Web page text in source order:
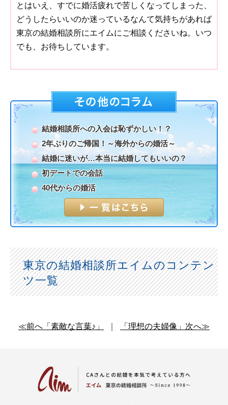
とはいえ、すでに婚活疲れで苦しくなってしまった、
どうしたらいいのか迷っているなんて気持ちがあれば
東京の結婚相談所にエイムにご相談くださいね。いつ
でも、お待ちしています。
結婚相談所への入会は恥ずかしい！？
2年ぶりのご帰国！～海外からの婚活～
結婚に迷いが…本当に結婚してもいいの？
初デートでの会話
40代からの婚活
東京の結婚相談所エイムのコンテン
ツ一覧
≪前へ「素敵な言葉♪」 「理想の夫婦像」次へ≫